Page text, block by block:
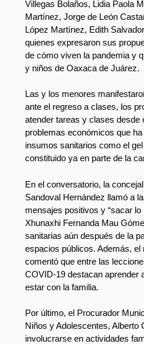
Villegas Bolaños, Lidia Paola
Martínez, Jorge de León
López Martínez, Edith
quienes expresaron sus
de cómo viven la pandemia y
y niños de Oaxaca de Juárez.
Las y los menores
ante el regreso a clases, los
atender tareas y clases desde
problemas económicos que
insumos sanitarios como el
constituido ya en parte de la
En el conversatorio, la
Sandoval Hernández llamó a
mensajes positivos y “sacar
Xhunaxhi Fernanda Mau
sanitarias aún después de la
espacios públicos. Además,
comentó que entre las
COVID-19 destacan aprender
estar con la familia.
Por último, el Procurador
Niños y Adolescentes, Alberto
involucrarse en actividades